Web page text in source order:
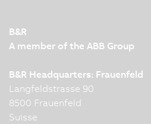
B&R
A member of the ABB Group
B&R Headquarters: Frauenfeld
Langfeldstrasse 90
8500 Frauenfeld
Suisse